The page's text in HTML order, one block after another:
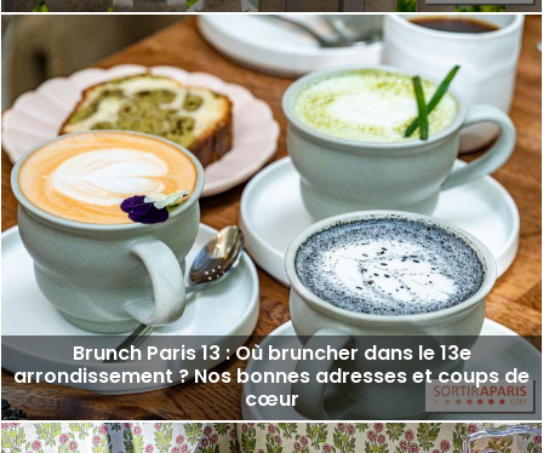
Brunch Paris 13 : Où bruncher dans le 13e
arrondissement ? Nos bonnes adresses et coups de
cœur